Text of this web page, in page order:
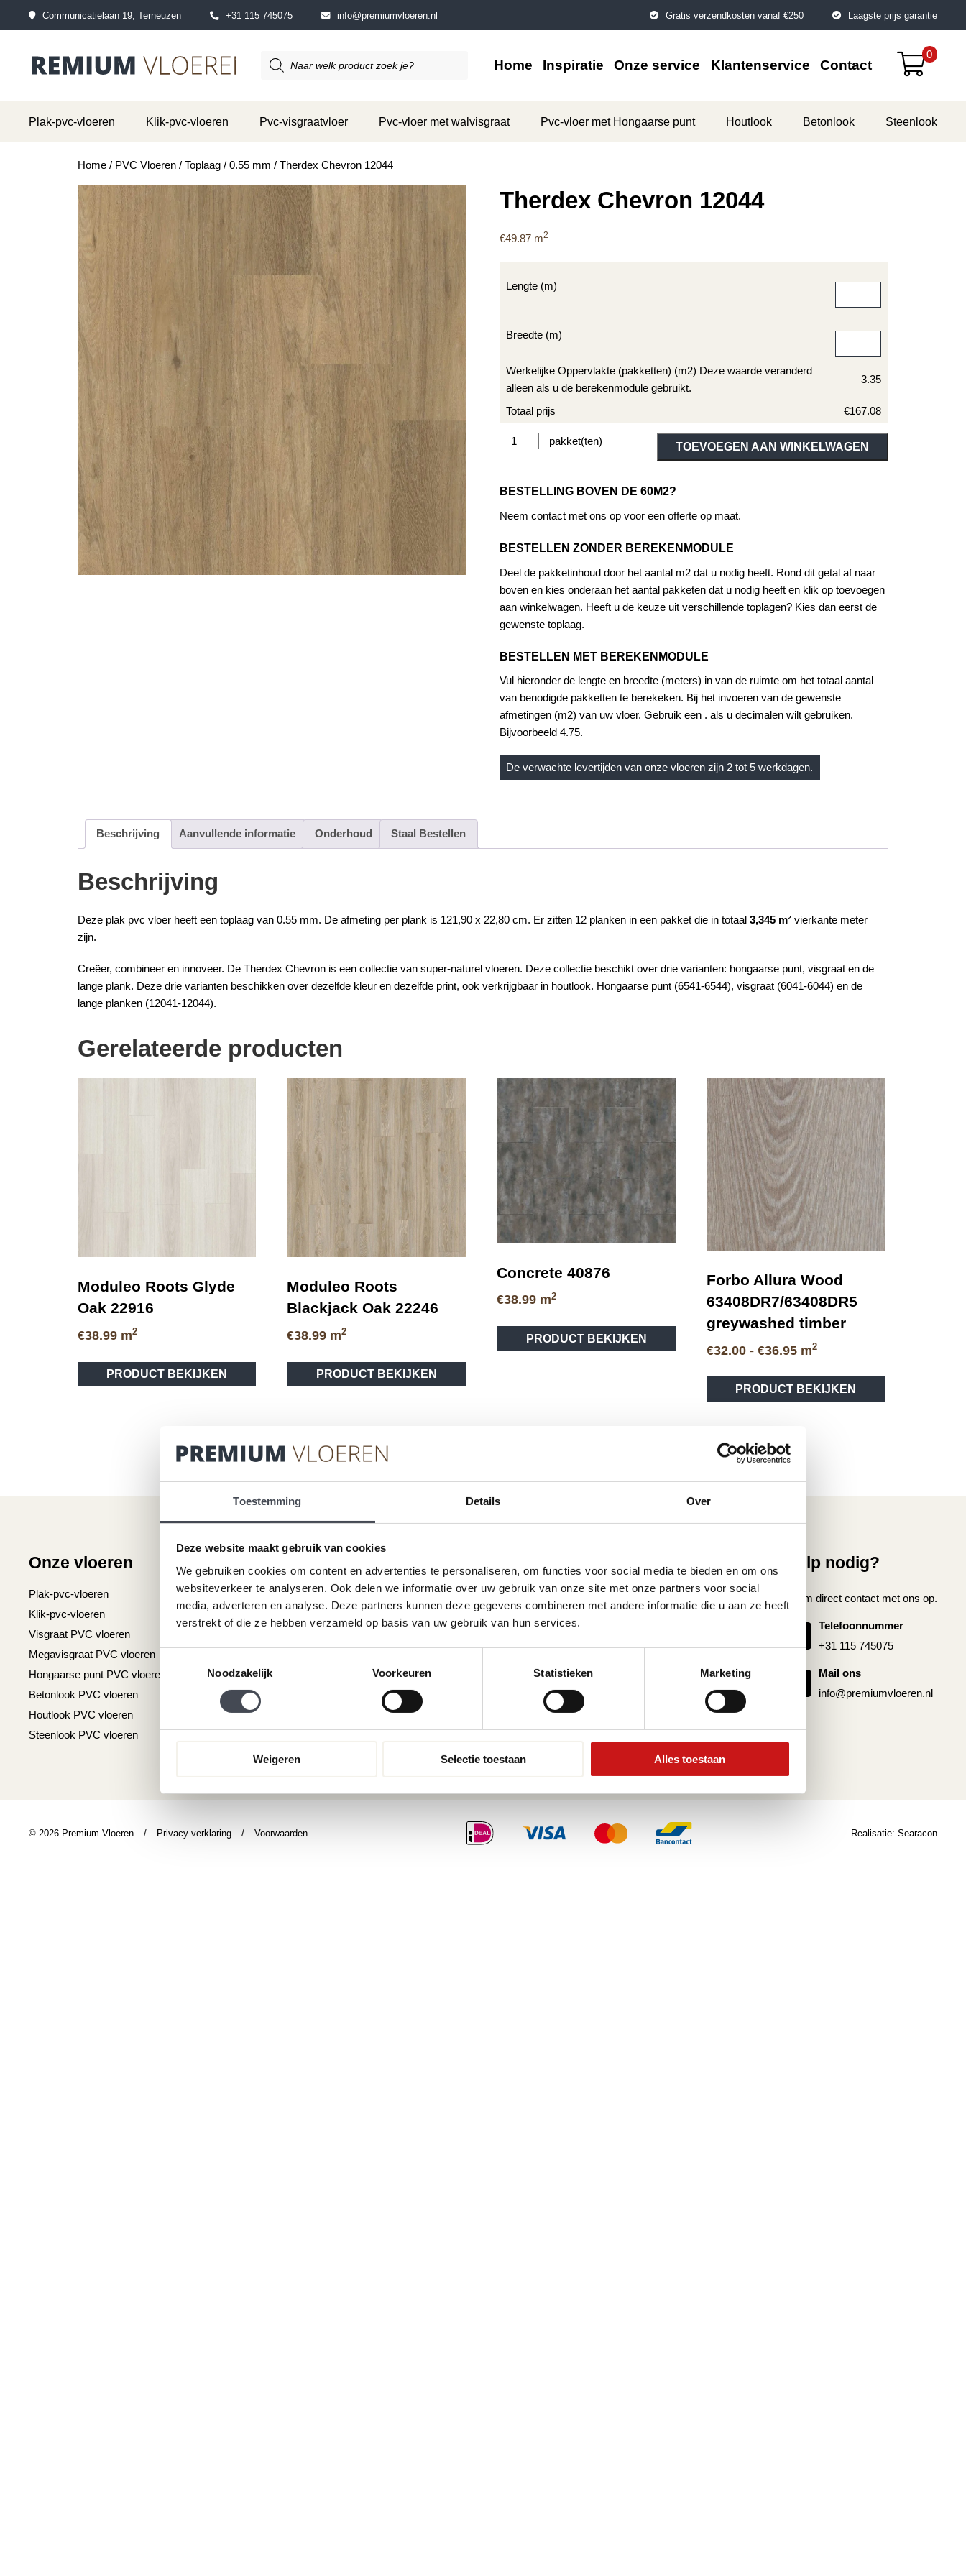
Toestemming Details Over
Deze website maakt gebruik van cookies
We gebruiken cookies om content en advertenties te personaliseren, om functies voor social media te bieden en om ons
websiteverkeer te analyseren. Ook delen we informatie over uw gebruik van onze site met onze partners voor social
media, adverteren en analyse. Deze partners kunnen deze gegevens combineren met andere informatie die u aan ze heeft
verstrekt of die ze hebben verzameld op basis van uw gebruik van hun services.
Noodzakelijk
Voorkeuren Statistieken Marketing
Weigeren Selectie toestaan Alles toestaan
Communicatielaan 19, Terneuzen +31 115 745075 info@premiumvloeren.nl Gratis verzendkosten vanaf €250 Laagste prijs garantie
Producten
zoeken
Home Inspiratie Onze service Klantenservice Contact
0
Plak-pvc-vloeren Klik-pvc-vloeren Pvc-visgraatvloer Pvc-vloer met walvisgraat Pvc-vloer met Hongaarse punt Houtlook Betonlook Steenlook
Home/ PVC Vloeren/ Toplaag/ 0.55 mm / Therdex Chevron 12044
Therdex Chevron 12044
€49.87m2
Lengte (m)
Breedte (m)
Werkelijke Oppervlakte (pakketten) (m2) Deze waarde veranderd
alleen als u de berekenmodule gebruikt.
3.35
Totaal prijs €167.08
Therdex
aantal
TOEVOEGEN AAN WINKELWAGEN
BESTELLING BOVEN DE 60M2?
Neem contact met ons op voor een offerte op maat.
BESTELLEN ZONDER BEREKENMODULE
Deel de pakketinhoud door het aantal m2 dat u nodig heeft. Rond dit getal af naar
boven en kies onderaan het aantal pakketen dat u nodig heeft en klik op toevoegen
aan winkelwagen. Heeft u de keuze uit verschillende toplagen? Kies dan eerst de
gewenste toplaag.
BESTELLEN MET BEREKENMODULE
Vul hieronder de lengte en breedte (meters) in van de ruimte om het totaal aantal
van benodigde pakketten te berekeken. Bij het invoeren van de gewenste
afmetingen (m2) van uw vloer. Gebruik een . als u decimalen wilt gebruiken.
Bijvoorbeeld 4.75.
De verwachte levertijden van onze vloeren zijn 2 tot 5 werkdagen.
Beschrijving Aanvullende informatie Onderhoud Staal Bestellen
Beschrijving
Deze plak pvc vloer heeft een toplaag van 0.55 mm. De afmeting per plank is 121,90 x 22,80 cm. Er zitten 12 planken in een pakket die in totaal 3,345 m²vierkante meter
zijn.
Creëer, combineer en innoveer. De Therdex Chevron is een collectie van super-naturel vloeren. Deze collectie beschikt over drie varianten: hongaarse punt, visgraat en de
lange plank. Deze drie varianten beschikken over dezelfde kleur en dezelfde print, ook verkrijgbaar in houtlook. Hongaarse punt (6541-6544), visgraat (6041-6044) en de
lange planken (12041-12044).
Gerelateerde producten
Moduleo Roots Glyde
Oak 22916
€38.99m2
PRODUCT BEKIJKEN
Deze
optie
kan
gekozen
de
productpagina
Moduleo Roots
Blackjack Oak 22246
€38.99 m2
PRODUCT BEKIJKEN
kan
gekozen
productpagina
Concrete 40876
€38.99 m2
PRODUCT BEKIJKEN
meerdere
Forbo Allura Wood
63408DR7/63408DR5
greywashed timber
€32.00 - €36.95Prijsklasse:
tot
€36.95
m2
PRODUCT BEKIJKEN
Onze vloeren
Plak-pvc-vloeren
Klik-pvc-vloeren
Visgraat PVC vloeren
Megavisgraat PVC vloeren
Hongaarse punt PVC vloeren
Betonlook PVC vloeren
Houtlook PVC vloeren
Steenlook PVC vloeren
Klantenservice
Over premium vloeren
Gratis kleurstalen
Cookiebeleid
Pvc-vloeren van Forbo
Pvc-vloeren van Moduleo
Designflooring
Service
Schoonmaken
Hulp nodig?
Neem direct contact met ons op.
Telefoonnummer
+31 115 745075
Mail ons
info@premiumvloeren.nl
© 2026 Premium Vloeren / Privacy verklaring / Voorwaarden Realisatie: Searacon